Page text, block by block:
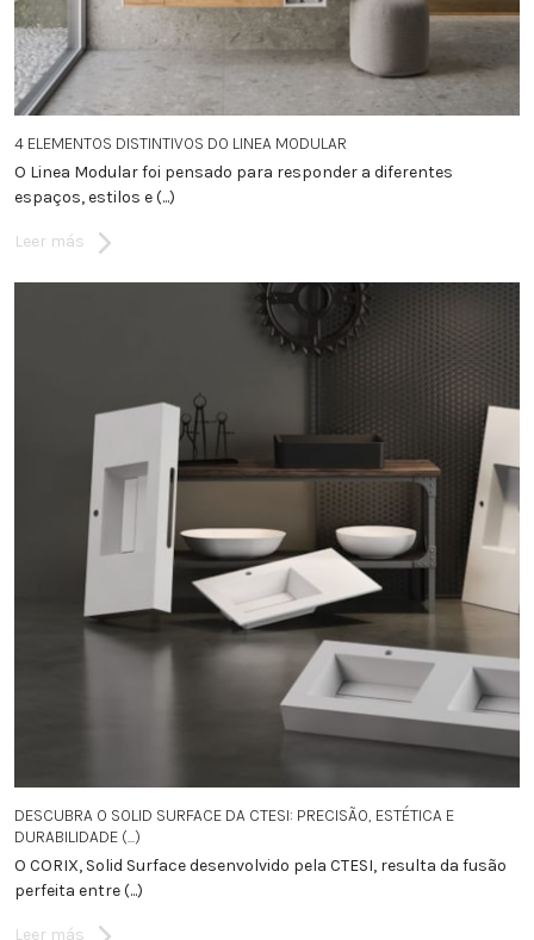
4 ELEMENTOS DISTINTIVOS DO LINEA MODULAR
O Linea Modular foi pensado para responder a diferentes
espaços, estilos e (...)
Leer más
DESCUBRA O SOLID SURFACE DA CTESI: PRECISÃO, ESTÉTICA E
DURABILIDADE (...)
O CORIX, Solid Surface desenvolvido pela CTESI, resulta da fusão
perfeita entre (...)
Leer más